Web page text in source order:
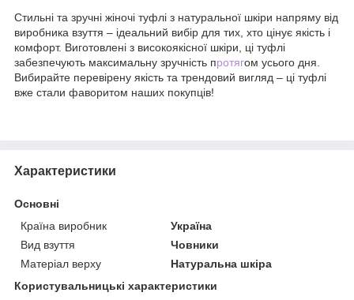
Стильні та зручні жіночі туфлі з натуральної шкіри напряму від
виробника взуття – ідеальний вибір для тих, хто цінує якість і
комфорт. Виготовлені з високоякісної шкіри, ці туфлі
забезпечують максимальну зручність протягом усього дня.
Вибирайте перевірену якість та трендовий вигляд – ці туфлі
вже стали фаворитом наших покупців!
Характеристики
Основні
Країна виробник
Україна
Вид взуття
Човники
Матеріал верху
Натуральна шкіра
Користувальницькі характеристики